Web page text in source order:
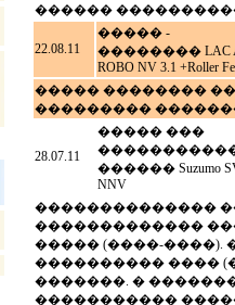
������
22.08.11
����� -
�������� LAC
ROBO NV 3.1 +Roller
����� ��������
���������
28.07.11
����� ���
������ Suzumo
NNV
��������������
�������������
����� (����-����).
���������� ����
�������. �
�����������